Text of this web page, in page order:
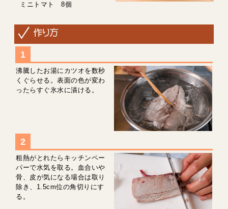
ミニトマト 8個
沸騰したお湯にカツオを数秒
くぐらせる。表面の色が変わ
ったらすぐ氷水に漬ける。
粗熱がとれたらキッチンペー
パーで水気を取る。血合いや
骨、皮が気になる場合は取り
除き、1.5cm位の角切りにす
る。